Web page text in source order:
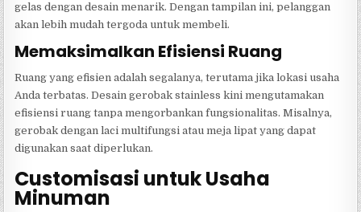
gelas dengan desain menarik. Dengan tampilan ini, pelanggan
akan lebih mudah tergoda untuk membeli.
Memaksimalkan Efisiensi Ruang
Ruang yang efisien adalah segalanya, terutama jika lokasi usaha
Anda terbatas. Desain gerobak stainless kini mengutamakan
efisiensi ruang tanpa mengorbankan fungsionalitas. Misalnya,
gerobak dengan laci multifungsi atau meja lipat yang dapat
digunakan saat diperlukan.
Customisasi untuk Usaha
Minuman